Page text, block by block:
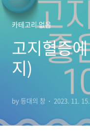
카테고리 없음
고지혈증
지)
by 등대의 창 2023. 11. 15.